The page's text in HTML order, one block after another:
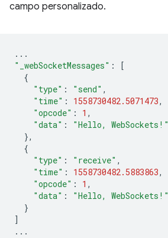
campo personalizado.
...
"_webSocketMessages" :
[
{
"type" : "send" ,
"time" : 1558730482.5071473,
"opcode" : 1 ,
"data" :
"Hello, WebSockets!"
},
{
"type" : "receive" ,
"time" : 1558730482.5883863,
"opcode" : 1 ,
"data" :
"Hello, WebSockets!"
}
]
...